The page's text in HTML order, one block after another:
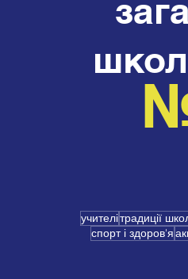
учителітрадиції
спорт і здоров'я